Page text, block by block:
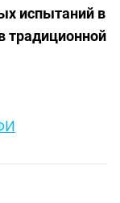
испытаний в